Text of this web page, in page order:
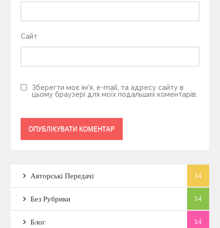
Сайт
Зберегти моє ім'я, e-mail, та адресу сайту в
цьому браузері для моїх подальших коментарів.
Авторські Передачі 14
Без Рубрики 14
Блог 14